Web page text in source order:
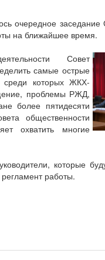
очередное
на ближайшее время.
Совет
самые острые
среди которых ЖКХ-
проблемы РЖД,
более пятидесяти
общественности
охватить многие
которые
работы.